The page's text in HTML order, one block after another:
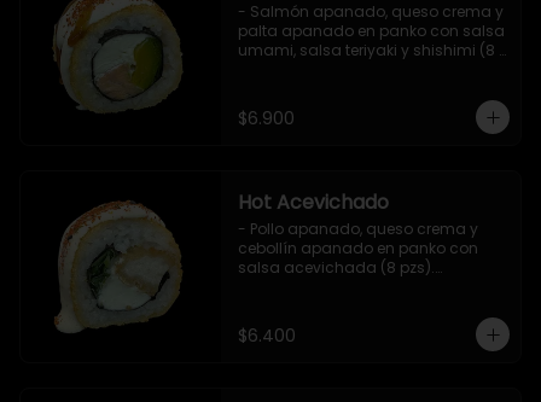
- Salmón apanado, queso crema y
palta apanado en panko con salsa
umami, salsa teriyaki y shishimi (8
$6.900
Hot Acevichado
- Pollo apanado, queso crema y
cebollín apanado en panko con
salsa acevichada (8 pzs).
$6.400